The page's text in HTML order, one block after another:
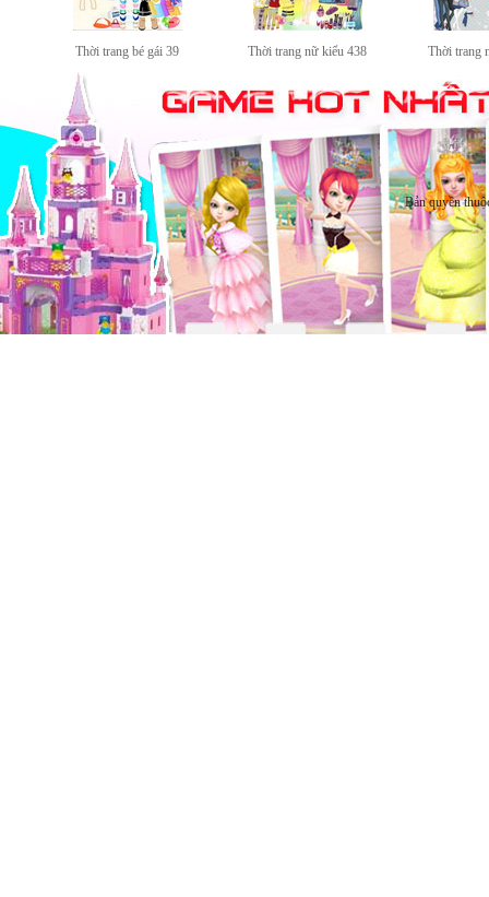
Thời trang bé gái 39 Thời trang nữ kiểu 438 Thời trang
Bản quyền